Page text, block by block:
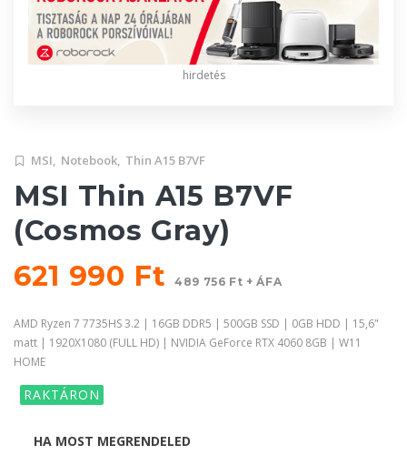
hirdetés
MSI, Notebook, Thin A15 B7VF
MSI Thin A15 B7VF
(Cosmos Gray)
621 990 Ft489 756 Ft + ÁFA
AMD Ryzen 7 7735HS 3.2 | 16GB DDR5 | 500GB SSD | 0GB HDD | 15,6"
matt | 1920X1080 (FULL HD) | NVIDIA GeForce RTX 4060 8GB | W11
HOME
RAKTÁRON
HA MOST MEGRENDELED